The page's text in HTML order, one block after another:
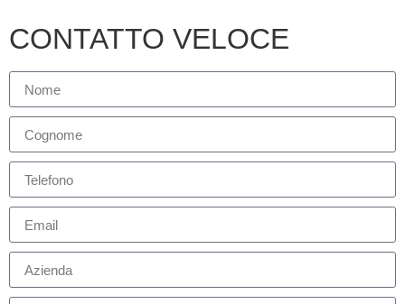
CONTATTO VELOCE